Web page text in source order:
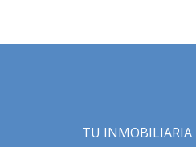
TU INMOBILIARIA